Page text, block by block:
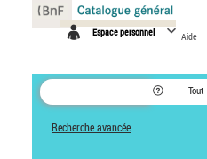
Espace personnel Aide
Tout
Recherche avancée
Panneau de gestion des cookies